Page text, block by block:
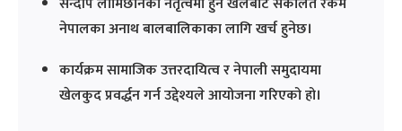
नेपालका अनाथ बालबालिकाका लागि खर्च हुनेछ।
कार्यक्रम सामाजिक उत्तरदायित्व र नेपाली समुदायमा
खेलकुद प्रवर्द्धन गर्न उद्देश्यले आयोजना गरिएको हो।